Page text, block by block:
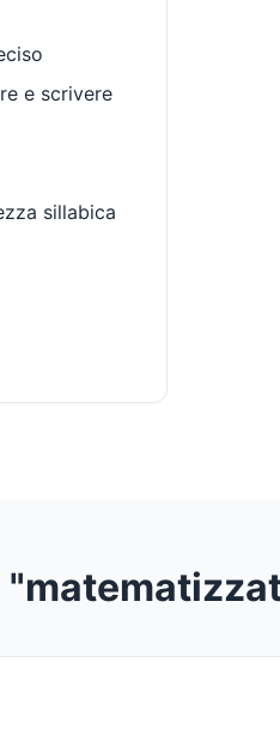
e scrivere
sillabica